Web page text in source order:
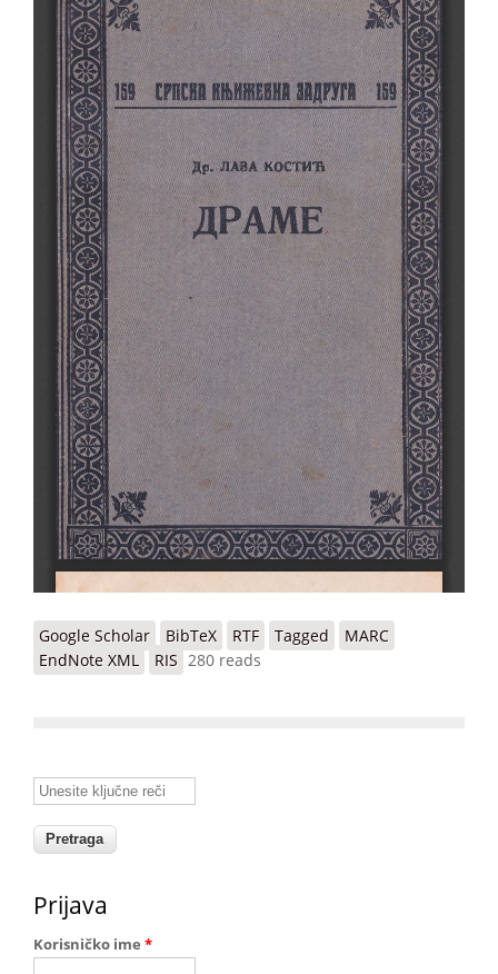
Google Scholar BibTeX RTF Tagged
MARC
EndNote XML
RIS 280 reads
Unesite ključne reči
Prijava
Korisničko ime *